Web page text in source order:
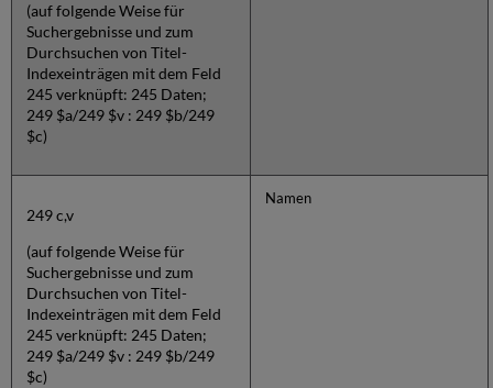
(auf folgende Weise für
Suchergebnisse und zum
Durchsuchen von Titel-
Indexeinträgen mit dem Feld
245 verknüpft: 245 Daten;
249 $a/249 $v : 249 $b/249
$c)
249 c,v
(auf folgende Weise für
Suchergebnisse und zum
Durchsuchen von Titel-
Indexeinträgen mit dem Feld
245 verknüpft: 245 Daten;
249 $a/249 $v : 249 $b/249
$c)
Namen